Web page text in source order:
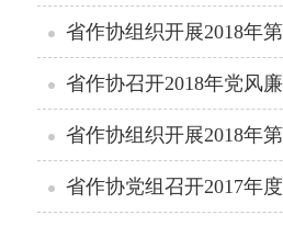
省作协组织开展2018年
省作协召开2018年党风
省作协组织开展2018年
省作协党组召开2017年